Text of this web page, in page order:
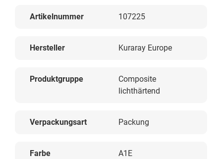
Artikelnummer 107225
Hersteller Kuraray Europe
Produktgruppe
Composite
lichthärtend
Verpackungsart Packung
Farbe A1E